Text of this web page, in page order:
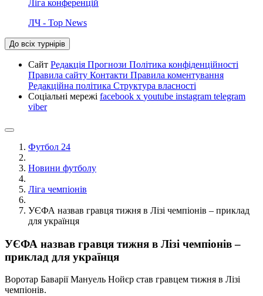
Ліга конференцій
ЛЧ - Top News
До всіх турнірів
Сайт Редакція Прогнози Політика конфіденційності
Правила сайту Контакти Правила коментування
Редакційна політика Структура власності
Соціальні мережі facebook x youtube instagram telegram
viber
Футбол 24
Новини футболу
Ліга чемпіонів
УЄФА назвав гравця тижня в Лізі чемпіонів – приклад
для українця
УЄФА назвав гравця тижня в Лізі чемпіонів –
приклад для українця
Воротар Баварії Мануель Нойєр став гравцем тижня в Лізі
чемпіонів.